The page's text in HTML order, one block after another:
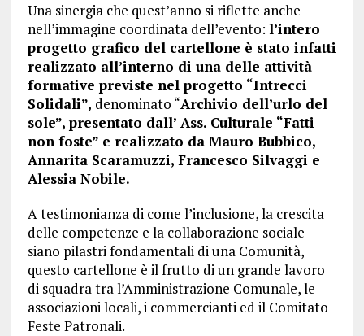
Una sinergia che quest’anno si riflette anche
nell’immagine coordinata dell’evento: l’intero
progetto grafico del cartellone è stato infatti
realizzato all’interno di una delle attività
formative previste nel progetto “Intrecci
Solidali”, denominato “Archivio dell’urlo del
sole”, presentato dall’ Ass. Culturale “Fatti
non foste” e realizzato da Mauro Bubbico,
Annarita Scaramuzzi, Francesco Silvaggi e
Alessia Nobile.
A testimonianza di come l’inclusione, la crescita
delle competenze e la collaborazione sociale
siano pilastri fondamentali di una Comunità,
questo cartellone è il frutto di un grande lavoro
di squadra tra l’Amministrazione Comunale, le
associazioni locali, i commercianti ed il Comitato
Feste Patronali.